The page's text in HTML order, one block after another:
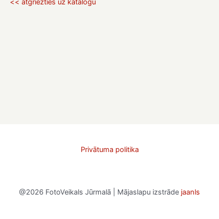
<< atgriezties uz katalogu
Privātuma politika
@2026 FotoVeikals Jūrmalā | Mājaslapu izstrāde jaanls